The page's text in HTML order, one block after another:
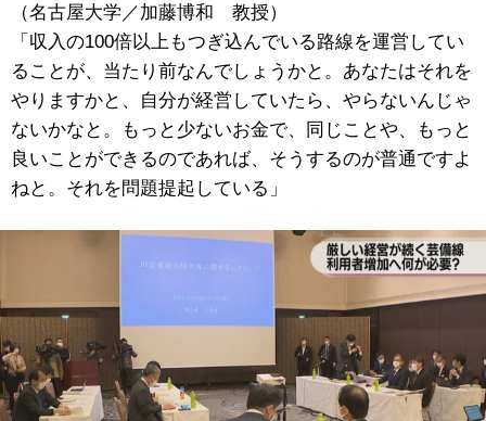
（名古屋大学／加藤博和 教授）
「収入の100倍以上もつぎ込んでいる路線を運営してい
ることが、当たり前なんでしょうかと。あなたはそれを
やりますかと、自分が経営していたら、やらないんじゃ
ないかなと。もっと少ないお金で、同じことや、もっと
良いことができるのであれば、そうするのが普通ですよ
ねと。それを問題提起している」